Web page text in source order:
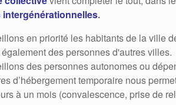
.
en priorité les habitants de la ville
des personnes d'autres villes.
des personnes autonomes ou
d’hébergement temporaire nous
à un mois (convalescence, prise de